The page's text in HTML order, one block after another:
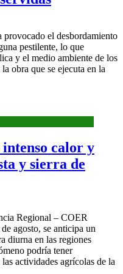
provocado el desbordamiento
pestilente, lo que
y el medio ambiente de los
obra que se ejecuta en la
calor y
y sierra de
Regional – COER
agosto, se anticipa un
diurna en las regiones
podría tener
actividades agrícolas de la